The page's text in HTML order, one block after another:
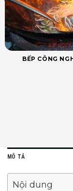
BẾP CÔNG
MÔ TẢ
Nội dung